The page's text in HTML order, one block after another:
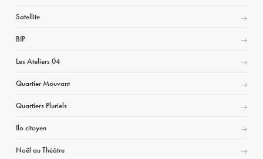
Satellite
BIP
Les Ateliers 04
Quartier Mouvant
Quartiers Pluriels
Ilo citoyen
Noël au Théâtre